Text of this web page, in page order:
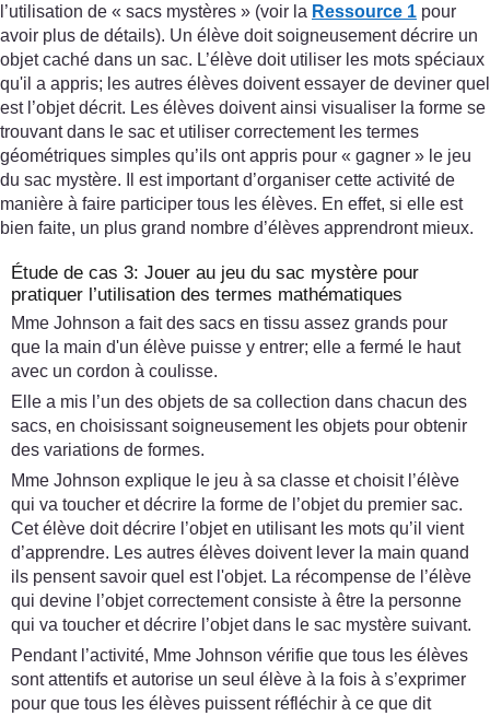
l’utilisation de « sacs mystères » (voir la Ressource 1 pour
avoir plus de détails). Un élève doit soigneusement décrire un
objet caché dans un sac. L’élève doit utiliser les mots spéciaux
qu'il a appris; les autres élèves doivent essayer de deviner quel
est l’objet décrit. Les élèves doivent ainsi visualiser la forme se
trouvant dans le sac et utiliser correctement les termes
géométriques simples qu’ils ont appris pour « gagner » le jeu
du sac mystère. Il est important d’organiser cette activité de
manière à faire participer tous les élèves. En effet, si elle est
bien faite, un plus grand nombre d’élèves apprendront mieux.
Étude de cas 3: Jouer au jeu du sac mystère pour
pratiquer l’utilisation des termes mathématiques
Mme Johnson a fait des sacs en tissu assez grands pour
que la main d'un élève puisse y entrer; elle a fermé le haut
avec un cordon à coulisse.
Elle a mis l’un des objets de sa collection dans chacun des
sacs, en choisissant soigneusement les objets pour obtenir
des variations de formes.
Mme Johnson explique le jeu à sa classe et choisit l’élève
qui va toucher et décrire la forme de l’objet du premier sac.
Cet élève doit décrire l’objet en utilisant les mots qu’il vient
d’apprendre. Les autres élèves doivent lever la main quand
ils pensent savoir quel est l'objet. La récompense de l’élève
qui devine l’objet correctement consiste à être la personne
qui va toucher et décrire l’objet dans le sac mystère suivant.
Pendant l’activité, Mme Johnson vérifie que tous les élèves
sont attentifs et autorise un seul élève à la fois à s’exprimer
pour que tous les élèves puissent réfléchir à ce que dit